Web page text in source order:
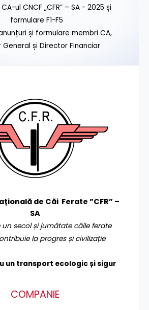
ul CNCF „CFR” – SA - 2025 și
formulare F1-F5
și formulare membri CA,
General și Director Financiar
de Căi Ferate ”CFR” –
SA
un secol și jumătate căile ferate
la progres și civilizație
un transport ecologic și sigur
COMPANIE